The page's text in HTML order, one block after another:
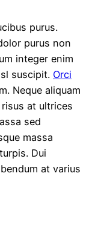
purus.
purus non
integer enim
suscipit. Orci
Neque aliquam
at ultrices
sed
massa
Dui
at varius